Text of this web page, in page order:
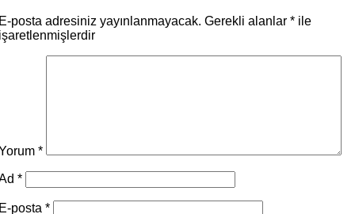
posta adresiniz yayınlanmayacak. Gerekli alanlar * ile
*
*
posta *